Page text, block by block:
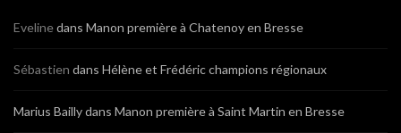
Evelinedans Manon première à Chatenoy en Bresse
Sébastien dans Hélène et Frédéric champions régionaux
Marius Baillydans Manon première à Saint Martin en Bresse